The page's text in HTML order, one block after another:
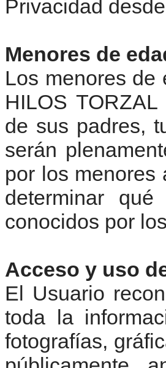
Privacidad
Menores de
Los menores de
HILOS
de sus padres,
serán
por los menores
determinar
conocidos por
Acceso y uso
El Usuario
toda la
fotografías,